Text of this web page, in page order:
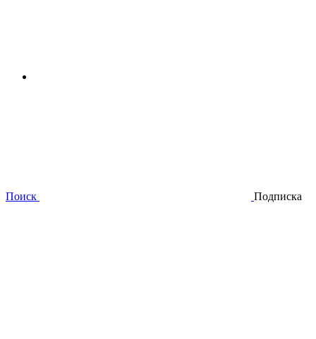
Поиск Подписка